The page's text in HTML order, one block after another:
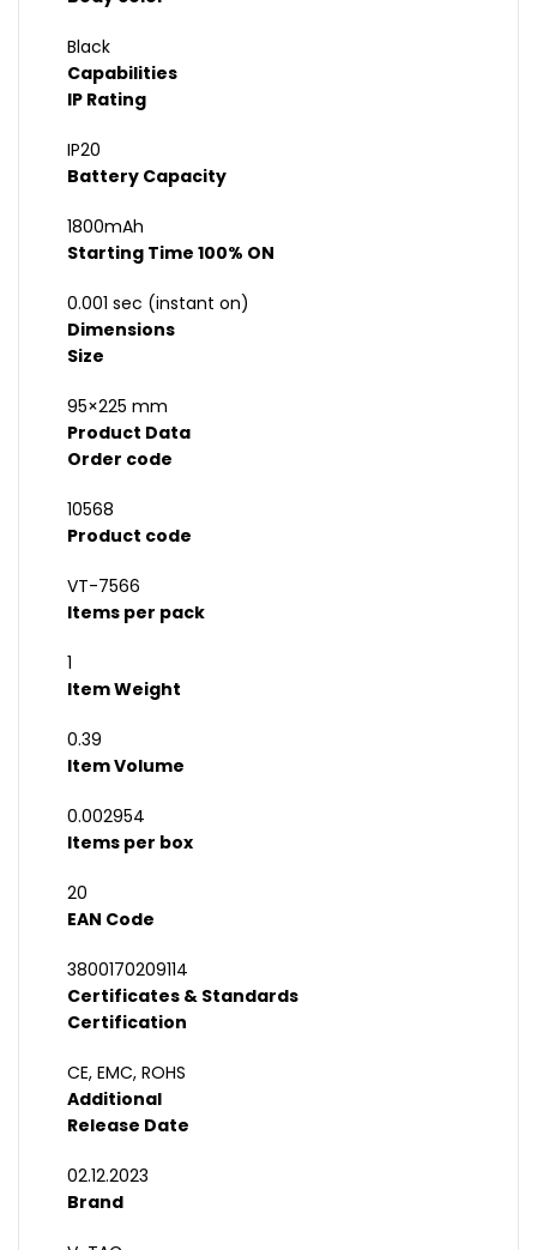
Black
Capabilities
IP Rating
IP20
Battery Capacity
1800mAh
Starting Time 100% ON
0.001 sec (instant on)
Dimensions
Size
95×225 mm
Product Data
Order code
10568
Product code
VT-7566
Items per pack
1
Item Weight
0.39
Item Volume
0.002954
Items per box
20
EAN Code
3800170209114
Certificates & Standards
Certification
CE, EMC, ROHS
Additional
Release Date
02.12.2023
Brand